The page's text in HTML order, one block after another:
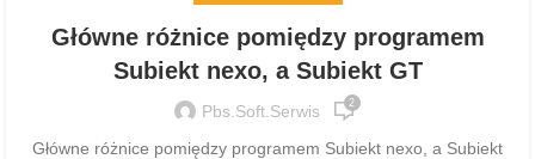
Główne różnice pomiędzy programem
Subiekt nexo, a Subiekt GT
Pbs.soft.serwis 2
Główne różnice pomiędzy programem Subiekt nexo, a Subiekt